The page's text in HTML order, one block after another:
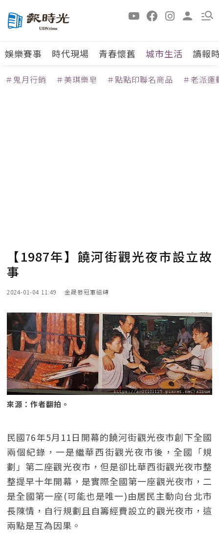
娛樂賽事 時代現場 青春懷舊 城市生活 讀報
＃鬼月行銷 ＃美琪樂皂 ＃點點印聯名商品 ＃老派運
【1987年】饒河街觀光夜市設立故
事
2024-01-04 11:49 金晟發冠軍磁磚
來源：作者翻拍。
民國76年5月11日開幕的饒河街觀光夜市創下全國
兩個紀錄，一是繼華西街觀光夜市後，全國「規
劃」第二座觀光夜市，但是卻比華西街觀光夜市整
整提早十年開幕，是實際全國第一座觀光夜市，二
是全國第一座(可能也是唯一)由居民主動向台北市
長陳情，自行規劃且自籌經費設立的觀光夜市，這
兩點是互為因果。